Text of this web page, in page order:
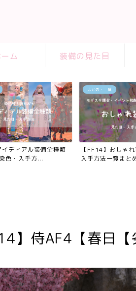
ム 装備の見た目
イディアル装備全種類
色・入手方...
まとめ・一覧
【FF14】おしゃ
入手方法一覧まと
】侍AF4【春日